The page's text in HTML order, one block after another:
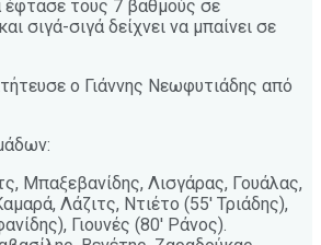
έφτασε τους 7 βαθμούς σε
σιγά-σιγά δείχνει να μπαίνει σε
ο Γιάννης Νεωφυτιάδης από
Μπαξεβανίδης, Λισγάρας, Γουάλας,
Λάζιτς, Ντιέτο (55′ Τριάδης),
Γιουνές (80′ Ράνος).